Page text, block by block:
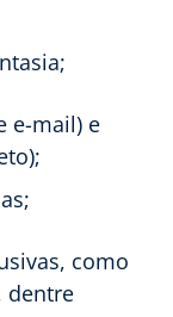
e-mail) e
como
dentre